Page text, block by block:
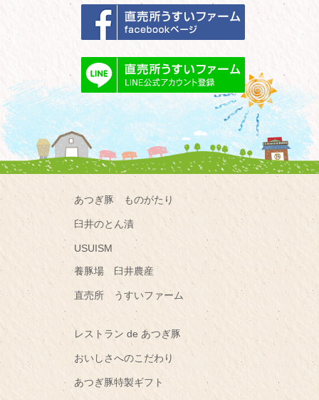
あつぎ豚 ものがたり
臼井のとん漬
USUISM
養豚場 臼井農産
直売所 うすいファーム
レストラン de あつぎ豚
おいしさへのこだわり
あつぎ豚特製ギフト